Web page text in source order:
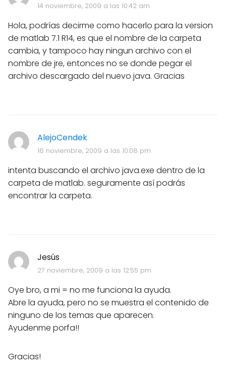
14 noviembre, 2009 a las 10:42 am
Hola, podrías decirme como hacerlo para la version
de matlab 7.1 R14, es que el nombre de la carpeta
cambia, y tampoco hay ningun archivo con el
nombre de jre, entonces no se donde pegar el
archivo descargado del nuevo java. Gracias
AlejoCendek
16 noviembre, 2009 a las 10:08 pm
intenta buscando el archivo java.exe dentro de la
carpeta de matlab. seguramente así podrás
encontrar la carpeta.
Jesús
27 noviembre, 2009 a las 12:55 pm
Oye bro, a mi = no me funciona la ayuda.
Abre la ayuda, pero no se muestra el contenido de
ninguno de los temas que aparecen.
Ayudenme porfa!!
Gracias!